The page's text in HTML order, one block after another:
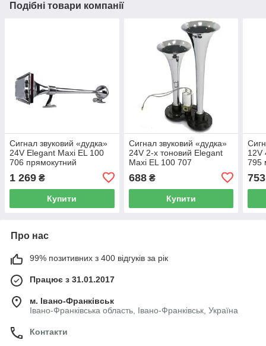
Подібні товари компанії
Сигнал звуковий «дудка»
24V Elegant Maxi EL 100
706 прямокутний
1004 )
1 269 ₴
Купити
Сигнал звуковий «дудка»
24V 2-х тоновий Elegant
Maxi EL 100 707
металічний ( SL-1008C )
688₴
Купити
12V
795
753
Про нас
99% позитивних з 400 відгуків за рік
Працює з 31.01.2017
м. Івано-Франківськ
Івано-Франківська область, Івано-Франківськ, Україна
Контакти